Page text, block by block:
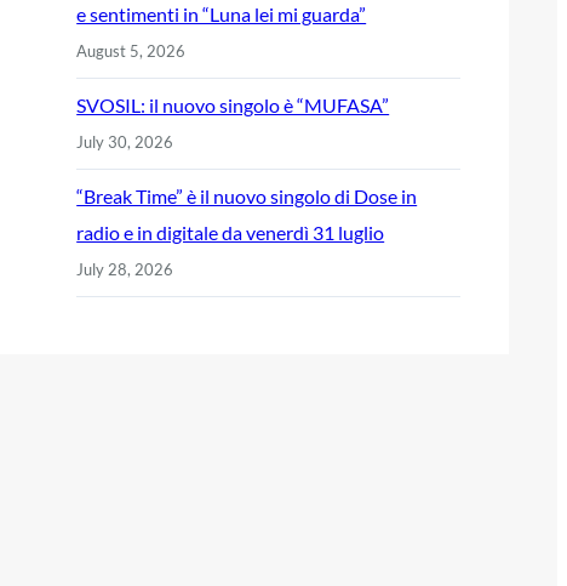
e sentimenti in “Luna lei mi guarda”
August 5, 2026
SVOSIL: il nuovo singolo è “MUFASA”
July 30, 2026
“Break Time” è il nuovo singolo di Dose in
radio e in digitale da venerdì 31 luglio
July 28, 2026